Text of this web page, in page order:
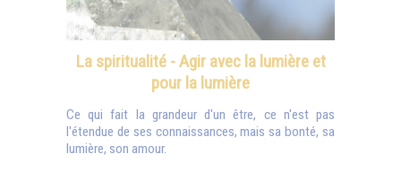
La spiritualité - Agir avec la lumière et
pour la lumière
Ce qui fait la grandeur d'un être, ce n'est pas
l'étendue de ses connaissances, mais sa bonté, sa
lumière, son amour.